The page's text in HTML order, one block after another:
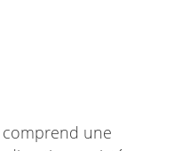
comprend une